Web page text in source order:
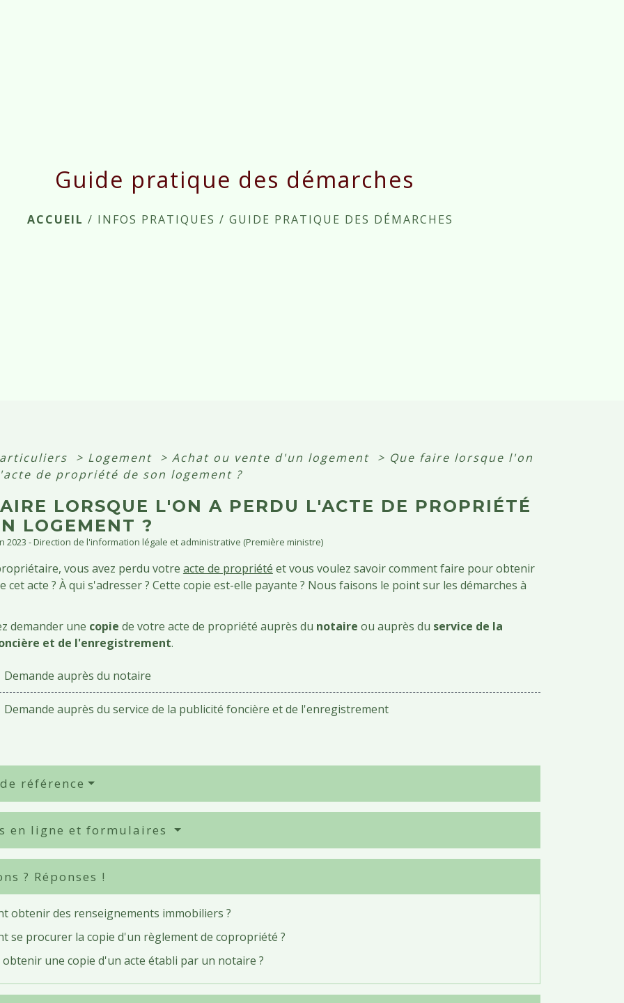
Guide pratique des démarches
ACCUEIL / INFOS PRATIQUES / GUIDE PRATIQUE DES DÉMARCHES
> Logement > Achat ou vente d'un logement > Que faire lorsque l'on
de propriété de son logement ?
LORSQUE L'ON A PERDU L'ACTE DE PROPRIÉTÉ
LOGEMENT ?
2023 - Direction de l'information légale et administrative (Première ministre)
vous avez perdu votre acte de propriété et vous voulez savoir comment faire pour obtenir
cet acte ? À qui s'adresser ? Cette copie est-elle payante ? Nous faisons le point sur les démarches à
demander une copie de votre acte de propriété auprès du notaire ou auprès du service de la
et de l'enregistrement.
Demande auprès du notaire
Demande auprès du service de la publicité foncière et de l'enregistrement
référence
en ligne et formulaires
? Réponses !
obtenir des renseignements immobiliers ?
se procurer la copie d'un règlement de copropriété ?
une copie d'un acte établi par un notaire ?